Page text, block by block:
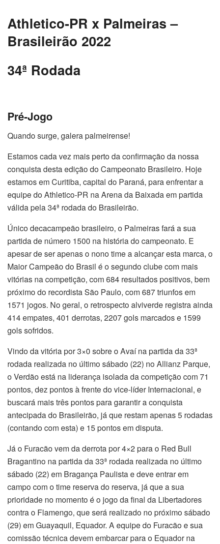
Athletico-PR x Palmeiras –
Brasileirão 2022
34ª Rodada
Pré-Jogo
Quando surge, galera palmeirense!
Estamos cada vez mais perto da confirmação da nossa
conquista desta edição do Campeonato Brasileiro. Hoje
estamos em Curitiba, capital do Paraná, para enfrentar a
equipe do Athletico-PR na Arena da Baixada em partida
válida pela 34ª rodada do Brasileirão.
Único decacampeão brasileiro, o Palmeiras fará a sua
partida de número 1500 na história do campeonato. E
apesar de ser apenas o nono time a alcançar esta marca, o
Maior Campeão do Brasil é o segundo clube com mais
vitórias na competição, com 684 resultados positivos, bem
próximo do recordista São Paulo, com 687 triunfos em
1571 jogos. No geral, o retrospecto alviverde registra ainda
414 empates, 401 derrotas, 2207 gols marcados e 1599
gols sofridos.
Vindo da vitória por 3×0 sobre o Avaí na partida da 33ª
rodada realizada no último sábado (22) no Allianz Parque,
o Verdão está na liderança isolada da competição com 71
pontos, dez pontos à frente do vice-líder Internacional, e
buscará mais três pontos para garantir a conquista
antecipada do Brasileirão, já que restam apenas 5 rodadas
(contando com esta) e 15 pontos em disputa.
Já o Furacão vem da derrota por 4×2 para o Red Bull
Bragantino na partida da 33ª rodada realizada no último
sábado (22) em Bragança Paulista e deve entrar em
campo com o time reserva do reserva, já que a sua
prioridade no momento é o jogo da final da Libertadores
contra o Flamengo, que será realizado no próximo sábado
(29) em Guayaquil, Equador. A equipe do Furacão e sua
comissão técnica devem embarcar para o Equador na